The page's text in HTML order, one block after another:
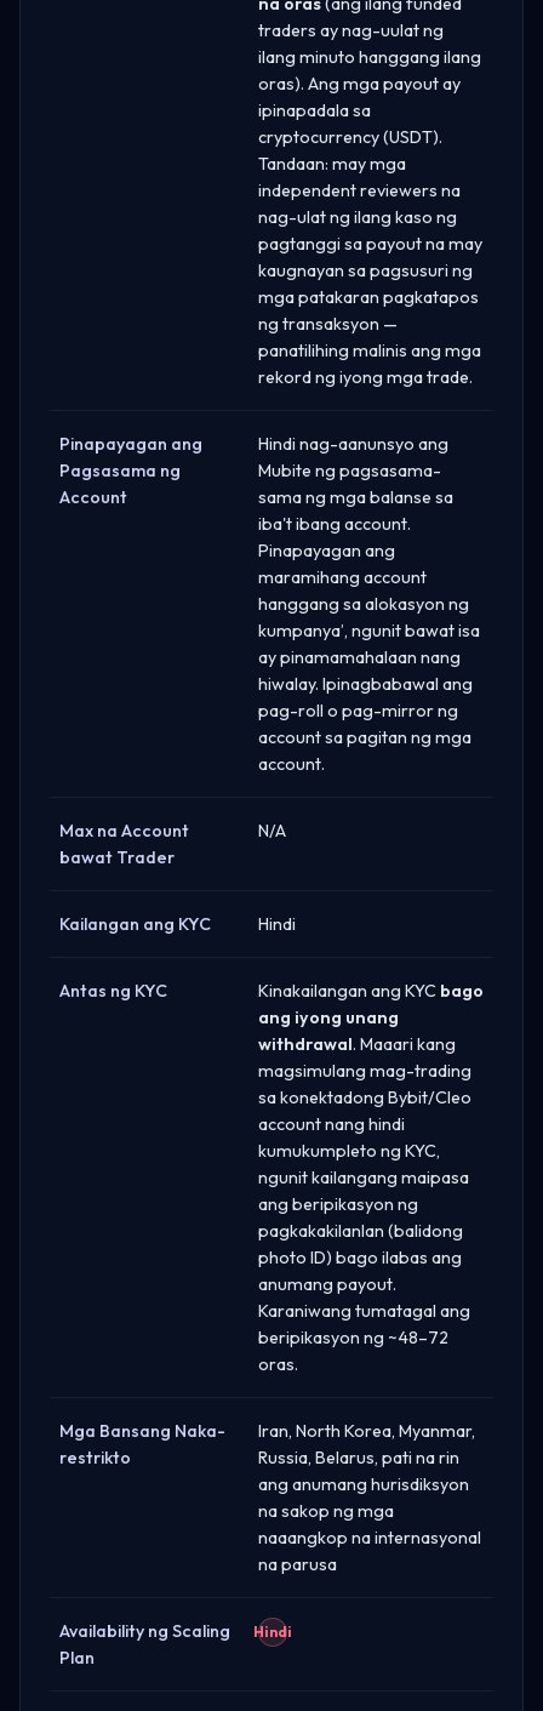
traders ay nag-uulat ng
ilang minuto hanggang ilang
oras). Ang mga payout ay
ipinapadala sa
cryptocurrency (USDT).
Tandaan: may mga
independent reviewers na
nag-ulat ng ilang kaso ng
pagtanggi sa payout na may
kaugnayan sa pagsusuri ng
mga patakaran pagkatapos
ng transaksyon —
panatilihing malinis ang mga
rekord ng iyong mga trade.
Pinapayagan ang
Pagsasama ng
Account
Hindi nag-aanunsyo ang
Mubite ng pagsasama-
sama ng mga balanse sa
iba't ibang account.
Pinapayagan ang
maramihang account
hanggang sa alokasyon ng
kumpanya’, ngunit bawat isa
ay pinamamahalaan nang
hiwalay. Ipinagbabawal ang
pag-roll o pag-mirror ng
account sa pagitan ng mga
account.
Max na Account
bawat Trader
N/A
Kailangan ang KYC Hindi
Antas ng KYC Kinakailangan ang KYC bago
ang iyong unang
withdrawal. Maaari kang
magsimulang mag-trading
sa konektadong Bybit/Cleo
account nang hindi
kumukumpleto ng KYC,
ngunit kailangang maipasa
ang beripikasyon ng
pagkakakilanlan (balidong
photo ID) bago ilabas ang
anumang payout.
Karaniwang tumatagal ang
beripikasyon ng ~48–72
oras.
Mga Bansang Naka-
restrikto
Iran, North Korea, Myanmar,
Russia, Belarus, pati na rin
ang anumang hurisdiksyon
na sakop ng mga
naaangkop na internasyonal
na parusa
Availability ng Scaling
Plan
Hindi